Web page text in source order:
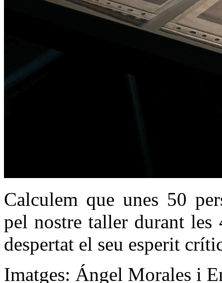
Calculem que unes 50
pel nostre taller durant les
despertat el seu esperit
Imatges: Ángel Morales i